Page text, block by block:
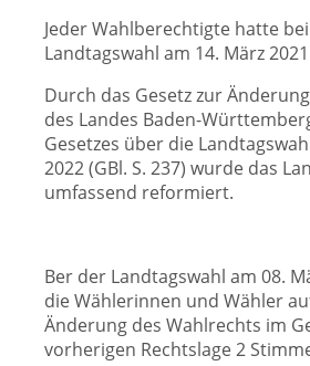
Jeder Wahlberechtigte hatte
Landtagswahl am 14. März
Durch das Gesetz zur
des Landes Baden-
Gesetzes über die
2022 (GBl. S. 237) wurde das
umfassend reformiert.
Ber der Landtagswahl am 08.
die Wählerinnen und Wähler
Änderung des Wahlrechts im
vorherigen Rechtslage 2